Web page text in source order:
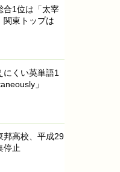
1位は「太宰
関東トップは
にくい英単語1
」
邦高校、平成29
停止